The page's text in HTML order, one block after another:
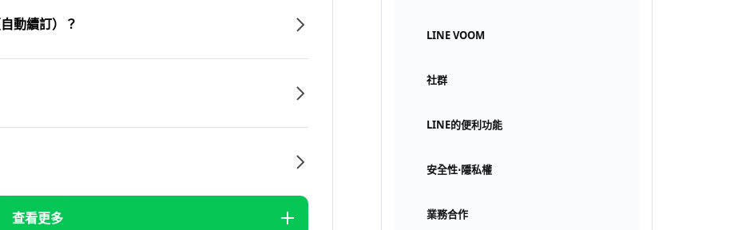
LINE VOOM
社群
LINE的便利功能
安全性⋅隱私權
業務合作
動續訂）？
查看更多